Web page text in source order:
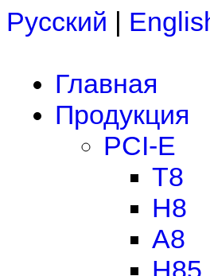
Русский |
Главная
Продукция
PCI-E
T8
H8
A8
H85